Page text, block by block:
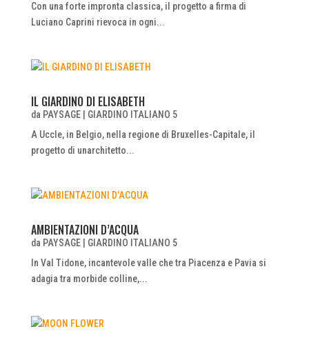
Con una forte impronta classica, il progetto a firma di
Luciano Caprini rievoca in ogni...
IL GIARDINO DI ELISABETH
da PAYSAGE| GIARDINO ITALIANO 5
A Uccle, in Belgio, nella regione di Bruxelles-Capitale, il
progetto di unarchitetto...
AMBIENTAZIONI D’ACQUA
da PAYSAGE| GIARDINO ITALIANO 5
In Val Tidone, incantevole valle che tra Piacenza e Pavia si
adagia tra morbide colline,...